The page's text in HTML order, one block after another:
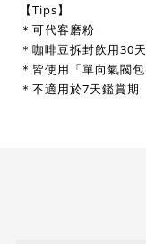
【Tips】
＊可代客磨粉
＊咖啡豆拆封飲用30
＊皆使用「單向氣閥包
＊不適用於7天鑑賞期